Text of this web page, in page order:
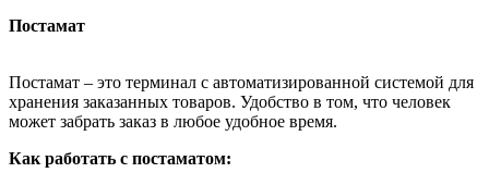
Постамат
Постамат – это терминал с автоматизированной системой для
хранения заказанных товаров. Удобство в том, что человек
может забрать заказ в любое удобное время.
Как работать с постаматом: